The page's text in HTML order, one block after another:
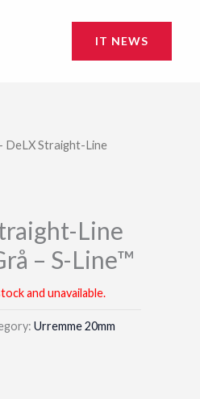
IT NEWS
DeLX Straight-Line
Line
– S-Line™
and unavailable.
Urremme 20mm